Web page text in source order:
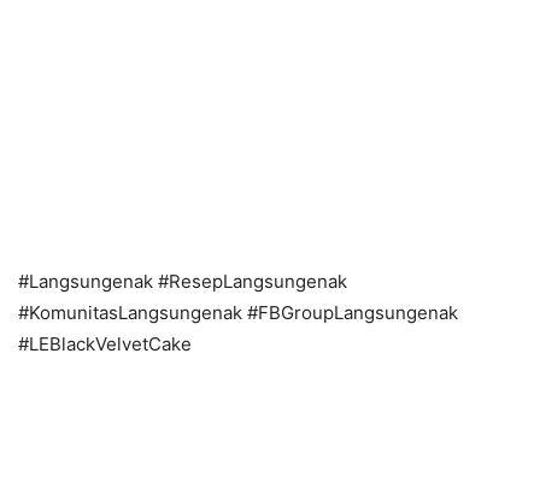
#Langsungenak #ResepLangsungenak
#KomunitasLangsungenak #FBGroupLangsungenak
#LEBlackVelvetCake